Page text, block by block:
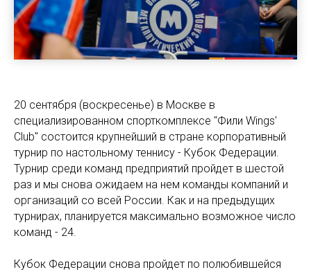
20 сентября (воскресенье) в Москве в
специализированном спорткомплексе "Фили Wings'
Club" состоится крупнейший в стране корпоративный
турнир по настольному теннису - Кубок Федерации.
Турнир среди команд предприятий пройдет в шестой
раз и мы снова ожидаем на нем команды компаний и
организаций со всей России. Как и на предыдущих
турнирах, планируется максимально возможное число
команд - 24.
Кубок Федерации снова пройдет по полюбившейся